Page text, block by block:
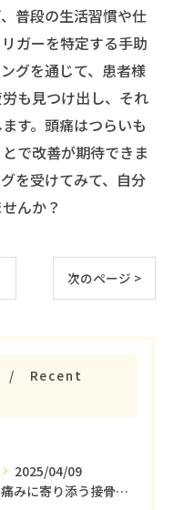
普段の生活習慣や仕
ガーを特定する手助
グを通じて、患者様
も見つけ出し、それ
す。頭痛はつらいも
で改善が期待できま
を受けてみて、自分
んか？
次のページ >
Recent
2025/04/09
痛みに寄り添う接骨院の役割とその重要性